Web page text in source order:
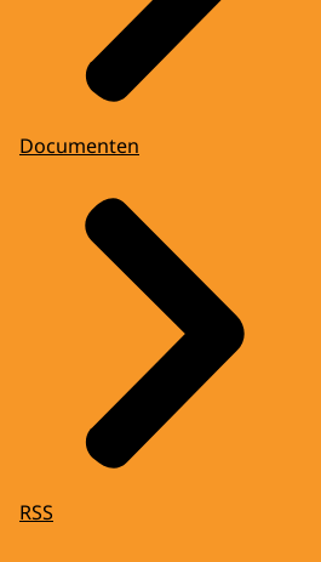
Documenten
RSS